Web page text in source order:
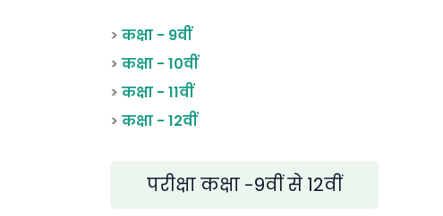
> कक्षा - 9वीं
> कक्षा - 10वीं
> कक्षा - 11वीं
> कक्षा - 12वीं
परीक्षा कक्षा -9वीं से 12वीं